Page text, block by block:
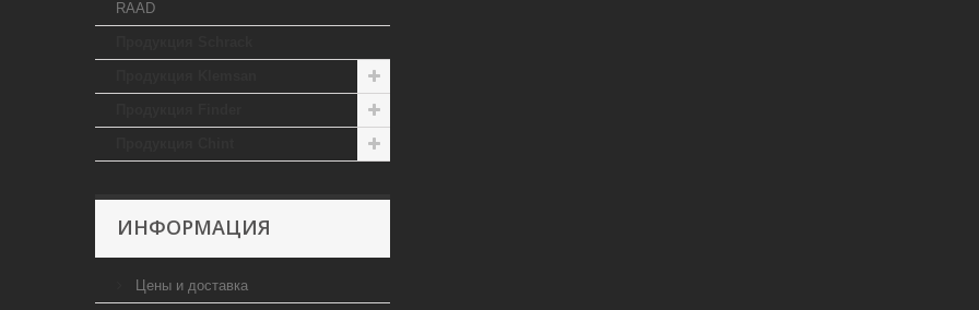
RAAD
ИНФОРМАЦИЯ
Цены и доставка